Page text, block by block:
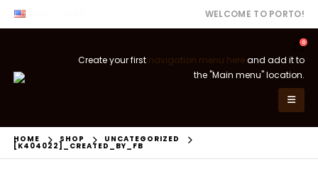
WELCOME TO PORTO!
0
Create your first navigation menu hereand add it to
the "Main menu" location.
HOME SHOP UNCATEGORIZED
[K404022]_CREATED_BY_FB